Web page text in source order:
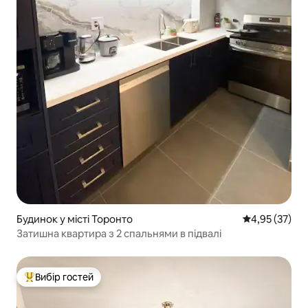
Будинок у місті Торонто Середня
4,95 (37)
Затишна квартира з 2 спальнями в підвалі
Топ вибір гостей
Вибір гостей